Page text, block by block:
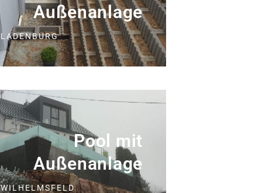
Außenanlage
LADENBURG
Pool mit
Außenanlage
WILHELMSFELD